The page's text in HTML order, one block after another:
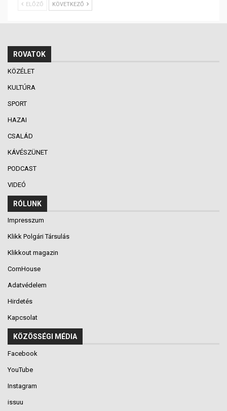
ELŐZŐ KÖVETKEZŐ
ROVATOK
KÖZÉLET
KULTÚRA
SPORT
HAZAI
CSALÁD
KÁVÉSZÜNET
PODCAST
VIDEÓ
RÓLUNK
Impresszum
Klikk Polgári Társulás
Klikkout magazin
CornHouse
Adatvédelem
Hirdetés
Kapcsolat
KÖZÖSSÉGI MÉDIA
Facebook
YouTube
Instagram
issuu